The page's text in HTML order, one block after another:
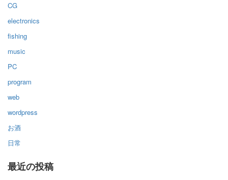
CG
electronics
fishing
music
PC
program
web
wordpress
お酒
日常
最近の投稿